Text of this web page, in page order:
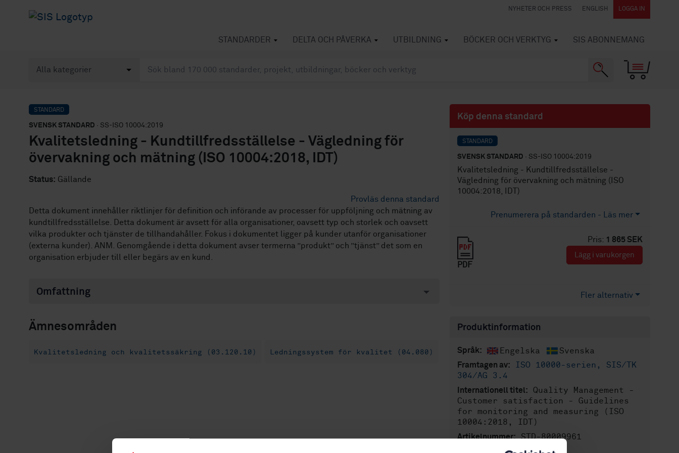
NYHETER OCH PRESS ENGLISH LOGGA IN
STANDARDER DELTA OCH PÅVERKA UTBILDNING BÖCKER OCH VERKTYG SIS ABONNEMANG
STANDARD
SVENSK STANDARD · SS-ISO 10004:2019
Kvalitetsledning - Kundtillfredsställelse - Vägledning för
övervakning och mätning (ISO 10004:2018, IDT)
Status: Gällande
Provläs denna standard
Detta dokument innehåller riktlinjer för definition och införande av processer för uppföljning och mätning av
kundtillfredsställelse. Detta dokument är avsett för alla organisationer, oavsett typ och storlek och oavsett
vilka produkter och tjänster de tillhandahåller. Fokus i dokumentet ligger på kunder utanför organisationer
(externa kunder). ANM. Genomgående i detta dokument avser termerna ”produkt” och ”tjänst” det som en
organisation erbjuder till eller begärs av en kund.
Omfattning
Ämnesområden
Kvalitetsledning och kvalitetssäkring (03.120.10) Ledningssystem för kvalitet (04.080)
Köp denna standard
STANDARD
SVENSK STANDARD · SS-ISO 10004:2019
Kvalitetsledning - Kundtillfredsställelse -
Vägledning för övervakning och mätning (ISO
10004:2018, IDT)
Prenumerera på standarden - Läs mer
Pris: 1 865 SEK
PDF
Lägg i varukorgen
Fler alternativ
Produktinformation
Språk: Engelska Svenska
Framtagen av:
ISO 10000-serien, SIS/TK
304/AG 3.4
Internationell titel:
Quality Management -
Customer satisfaction - Guidelines
for monitoring and measuring (ISO
10004:2018, IDT)
Artikelnummer:STD-80009961